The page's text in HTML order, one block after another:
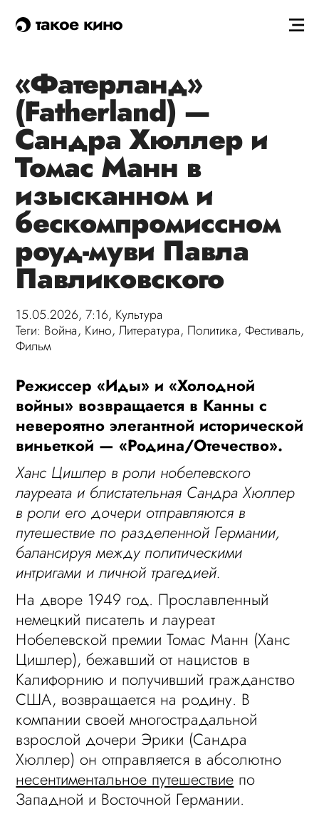
такое кино
«Фатерланд»
(Fatherland) —
Сандра Хюллер и
Томас Манн в
изысканном и
бескомпромиссном
роуд-муви Павла
Павликовского
15.05.2026, 7:16, Культура
Теги: Война, Кино,Литература, Политика,Фестиваль,
Фильм
Режиссер «Иды» и «Холодной
войны» возвращается в Канны с
невероятно элегантной исторической
виньеткой — «Родина/Отечество».
Ханс Цишлер в роли нобелевского
лауреата и блистательная Сандра Хюллер
в роли его дочери отправляются в
путешествие по разделенной Германии,
балансируя между политическими
интригами и личной трагедией.
На дворе 1949 год. Прославленный
немецкий писатель и лауреат
Нобелевской премии Томас Манн (Ханс
Цишлер), бежавший от нацистов в
Калифорнию и получивший гражданство
США, возвращается на родину. В
компании своей многострадальной
взрослой дочери Эрики (Сандра
Хюллер) он отправляется в абсолютно
несентиментальное путешествие по
Западной и Восточной Германии.